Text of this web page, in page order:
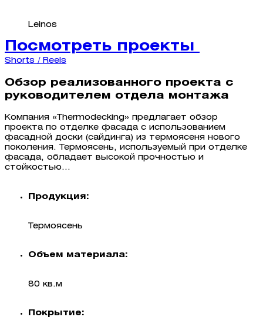
Leinos
Посмотреть проекты
Shorts / Reels
Обзор реализованного проекта с
руководителем отдела монтажа
Компания «Thermodecking» предлагает обзор
проекта по отделке фасада с использованием
фасадной доски (сайдинга) из термоясеня нового
поколения. Термоясень, используемый при отделке
фасада, обладает высокой прочностью и
стойкостью...
Продукция:
Термоясень
Объем материала:
80 кв.м
Покрытие: